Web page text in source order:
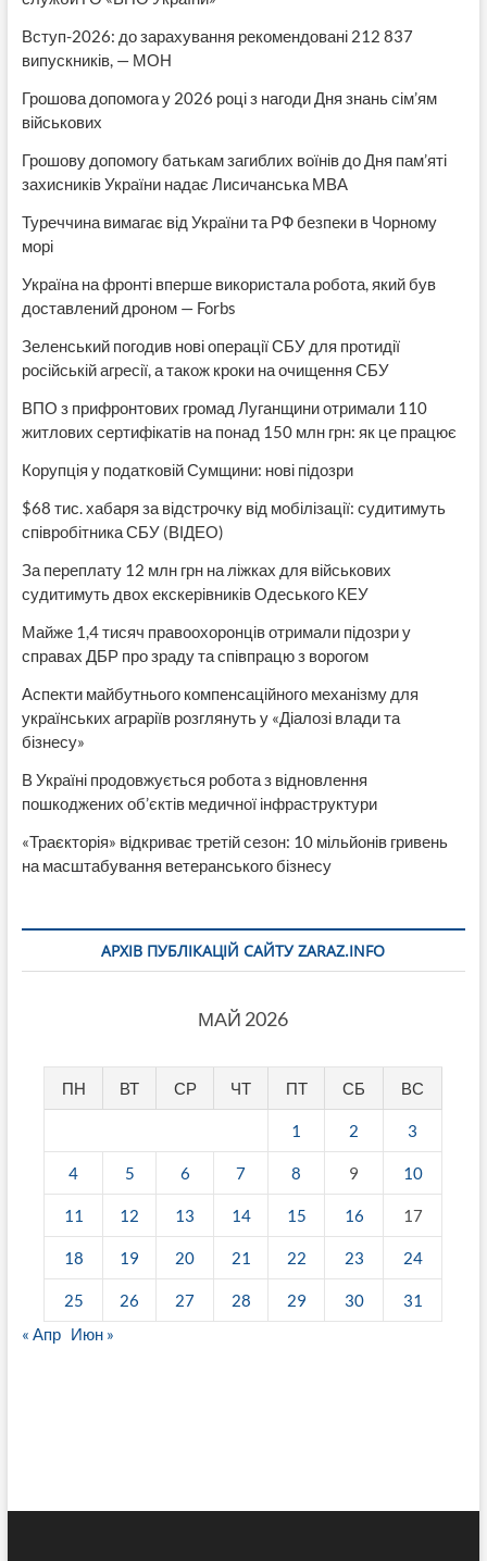
Вступ-2026: до зарахування рекомендовані 212 837
випускників, — МОН
Грошова допомога у 2026 році з нагоди Дня знань сім’ям
військових
Грошову допомогу батькам загиблих воїнів до Дня пам’яті
захисників України надає Лисичанська МВА
Туреччина вимагає від України та РФ безпеки в Чорному
морі
Україна на фронті вперше використала робота, який був
доставлений дроном — Forbs
Зеленський погодив нові операції СБУ для протидії
російській агресії, а також кроки на очищення СБУ
ВПО з прифронтових громад Луганщини отримали 110
житлових сертифікатів на понад 150 млн грн: як це працює
Корупція у податковій Сумщини: нові підозри
$68 тис. хабаря за відстрочку від мобілізації: судитимуть
співробітника СБУ (ВІДЕО)
За переплату 12 млн грн на ліжках для військових
судитимуть двох екскерівників Одеського КЕУ
Майже 1,4 тисяч правоохоронців отримали підозри у
справах ДБР про зраду та співпрацю з ворогом
Аспекти майбутнього компенсаційного механізму для
українських аграріїв розглянуть у «Діалозі влади та
бізнесу»
В Україні продовжується робота з відновлення
пошкоджених об’єктів медичної інфраструктури
«Траєкторія» відкриває третій сезон: 10 мільйонів гривень
на масштабування ветеранського бізнесу
АРХІВ ПУБЛІКАЦІЙ САЙТУ ZARAZ.INFO
МАЙ 2026
ПН ВТ СР ЧТ ПТ СБ ВС
1 2 3
4 5 6 7 8 9 10
11 12 13 14 15 16 17
18 19 20 21 22 23 24
25 26 27 28 29 30
31
« Апр Июн »